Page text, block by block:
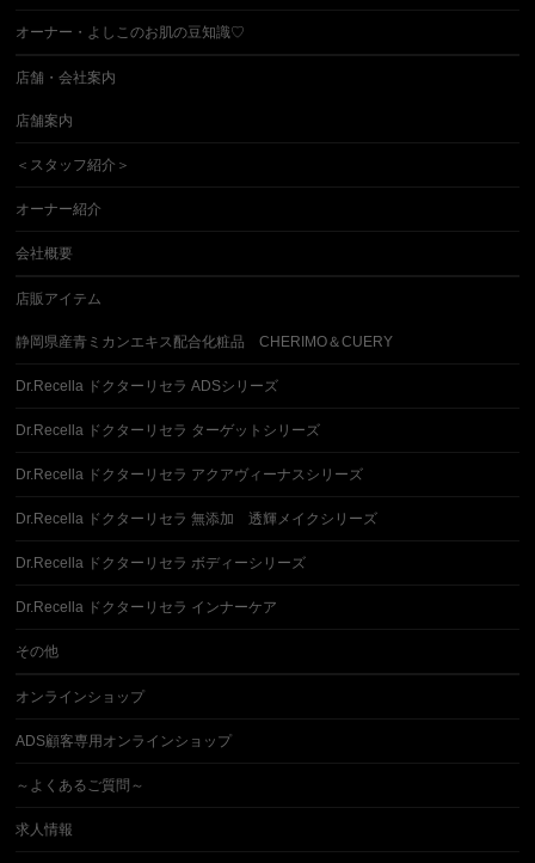
オーナー・よしこのお肌の豆知識♡
店舗・会社案内
店舗案内
＜スタッフ紹介＞
オーナー紹介
会社概要
店販アイテム
静岡県産青ミカンエキス配合化粧品 CHERIMO＆CUERY
Dr.Recella ドクターリセラ ADSシリーズ
Dr.Recella ドクターリセラ ターゲットシリーズ
Dr.Recella ドクターリセラ アクアヴィーナスシリーズ
Dr.Recella ドクターリセラ 無添加 透輝メイクシリーズ
Dr.Recella ドクターリセラ ボディーシリーズ
Dr.Recella ドクターリセラ インナーケア
その他
オンラインショップ
ADS顧客専用オンラインショップ
～よくあるご質問～
求人情報